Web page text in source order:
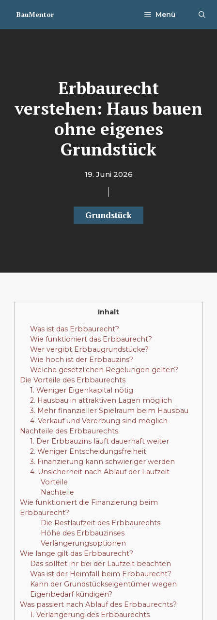
InhaltBauMentor Menü
Erbbaurecht
verstehen: Haus bauen
ohne eigenes
Grundstück
19. Juni 2026
Grundstück
Inhalt
Was ist das Erbbaurecht?
Wie funktioniert das Erbbaurecht?
Wer vergibt Erbbaugrundstücke?
Wie hoch ist der Erbbauzins?
Welche gesetzlichen Regelungen gelten?
Die Vorteile des Erbbaurechts
1. Weniger Eigenkapital nötig
2. Hausbau in attraktiven Lagen möglich
3. Mehr finanzieller Spielraum beim Hausbau
4. Verkauf und Vererbung sind möglich
Nachteile des Erbbaurechts
1. Der Erbbauzins läuft dauerhaft weiter
2. Weniger Entscheidungsfreiheit
3. Finanzierung kann schwieriger werden
4. Unsicherheit nach Ablauf der Laufzeit
Vorteile
Nachteile
Wie funktioniert die Finanzierung beim
Erbbaurecht?
Die Restlaufzeit des Erbbaurechts
Höhe des Erbbauzinses
Verlängerungsoptionen
Wie lange gilt das Erbbaurecht?
Das solltet ihr bei der Laufzeit beachten
Was ist der Heimfall beim Erbbaurecht?
Kann der Grundstückseigentümer wegen
Eigenbedarf kündigen?
Was passiert nach Ablauf des Erbbaurechts?
1. Verlängerung des Erbbaurechts